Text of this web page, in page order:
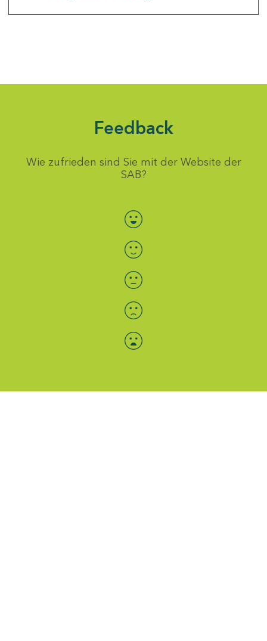
Feedback
Wie zufrieden sind Sie mit der Website der
SAB?
Bewertung auswählen